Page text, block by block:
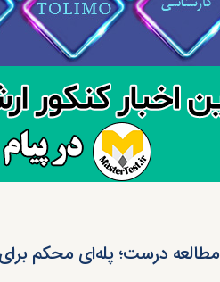
مطالعه درست؛ پله‌ای محکم